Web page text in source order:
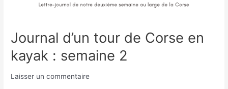
Journal d’un tour de Corse en
kayak : semaine 2
Laisser un commentaire